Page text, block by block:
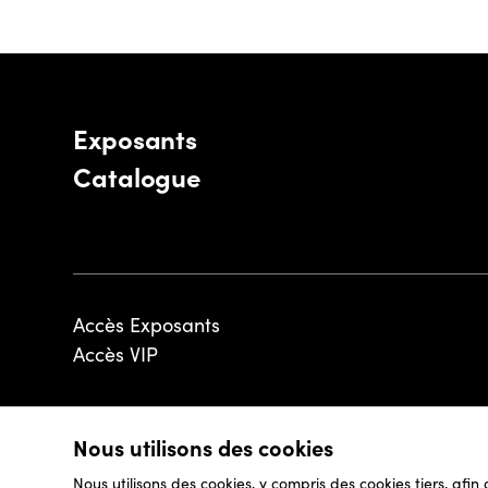
Nous utilisons des cookies
Nous utilisons des cookies, y compris des cookies tiers,
Exposants
Catalogue
Accès Exposants
Accès VIP
© 2026 - Luxembourg Art Week S.A.